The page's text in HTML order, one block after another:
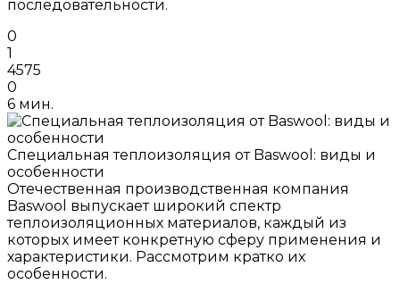
последовательности.
0
1
4575
0
6 мин.
Специальная теплоизоляция от Baswool: виды и
особенности
Отечественная производственная компания
Baswool выпускает широкий спектр
теплоизоляционных материалов, каждый из
которых имеет конкретную сферу применения и
характеристики. Рассмотрим кратко их
особенности.